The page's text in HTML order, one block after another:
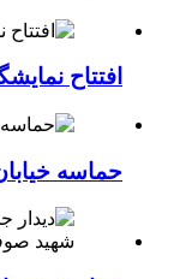
افتتاح
حماسه